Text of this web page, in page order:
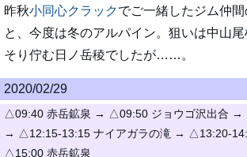
昨秋小同心クラックでご一緒したジム仲
と、今度は冬のアルパイン。狙いは中山
そり佇む日ノ岳稜でしたが……。
2020/02/29
△09:40 赤岳鉱泉 → △09:50 ジョウゴ沢出合 →
→ △12:15-13:15 ナイアガラの滝 → △13:20-
△15:00 赤岳鉱泉